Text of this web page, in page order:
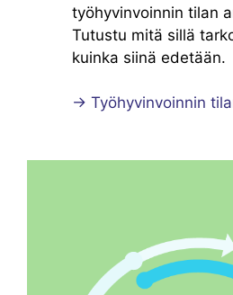
työhyvinvoinnin tilan
Tutustu mitä sillä
kuinka siinä edetään.
→ Työhyvinvoinnin